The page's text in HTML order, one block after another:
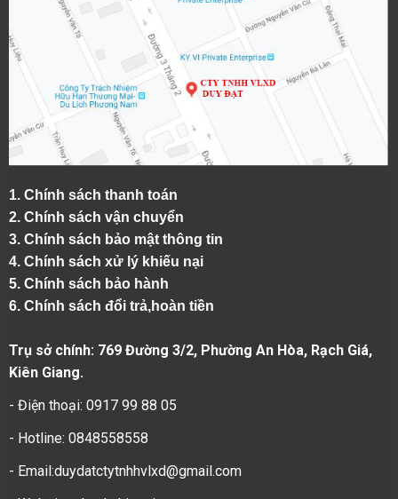
1. Chính sách thanh toán
2. Chính sách vận chuyển
3. Chính sách bảo mật thông tin
4. Chính sách xử lý khiếu nại
5. Chính sách bảo hành
6. Chính sách đổi trả,hoàn tiền
Trụ sở chính: 769 Đường 3/2, Phường An Hòa, Rạch Giá,
Kiên Giang.
- Điện thoại: 0917 99 88 05
- Hotline: 0848558558
- Email:duydatctytnhhvlxd@gmail.com